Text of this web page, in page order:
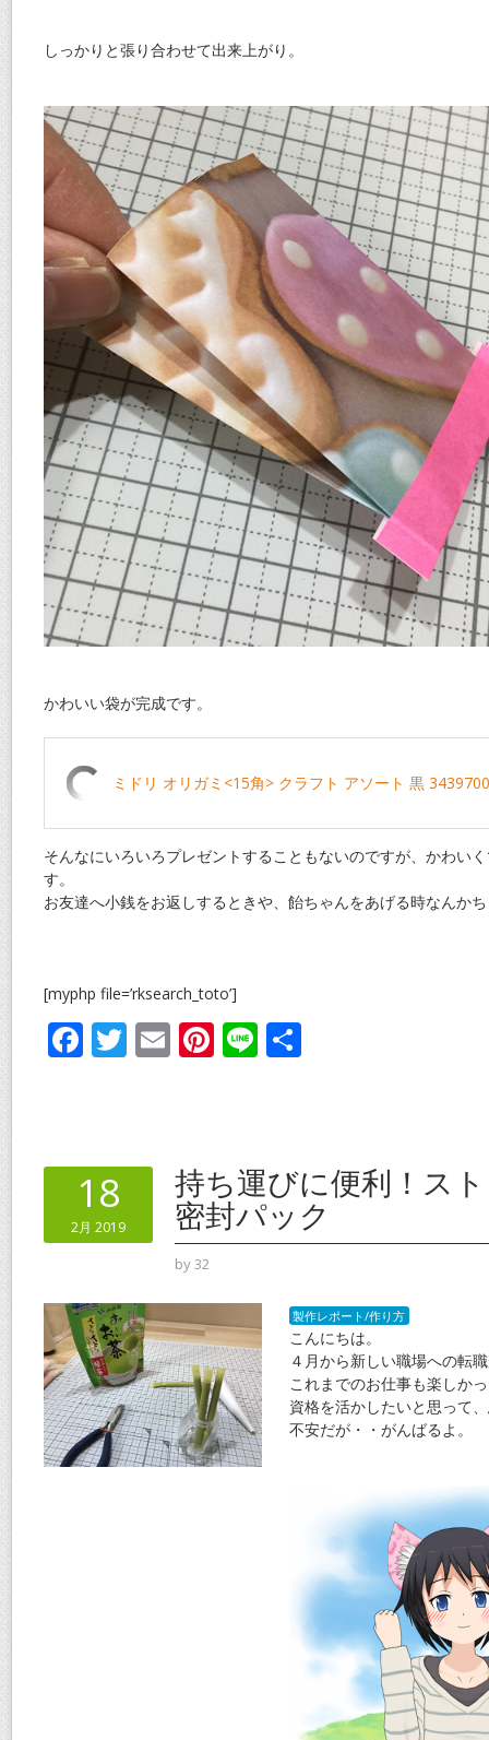
しっかりと張り合わせて出来上がり。
かわいい袋が完成です。
ミドリ オリガミ<15角> クラフト アソート 黒
そんなにいろいろプレゼントすることもないのですが、かわい
す。
お友達へ小銭をお返しするときや、飴ちゃんをあげる時なんか
[myphp file=’rksearch_toto’]
F
o
o
k
T E Pi
st
Li
18
2月 2019
持ち運びに便利！ス
密封パック
by32
製作レポート/作り方
こんにちは。
４月から新しい職場への転
これまでのお仕事も楽しか
資格を活かしたいと思って
不安だが・・がんばるよ。